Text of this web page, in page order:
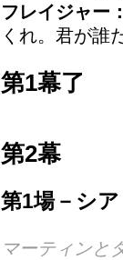
フレイジャー
くれ。君が誰
第1幕了
第2幕
第1場－シ
マーティンと